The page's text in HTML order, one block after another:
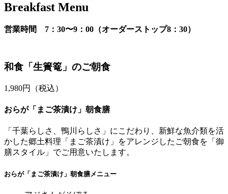
Breakfast Menu
営業時間 7：30〜9：00（オーダーストップ8：30）
和食「生簀篭」のご朝食
1,980円（税込）
おらが「まご茶漬け」朝食膳
「千葉らしさ、鴨川らしさ」にこだわり、新鮮な魚介類を活
かした郷土料理「まご茶漬け」をアレンジしたご朝食を「御
膳スタイル」でご用意いたします。
おらが「まご茶漬け」朝食膳メニュー